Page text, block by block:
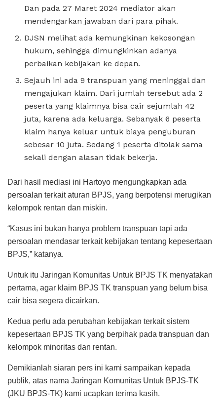
Dan pada 27 Maret 2024 mediator akan
mendengarkan jawaban dari para pihak.
DJSN melihat ada kemungkinan kekosongan
hukum, sehingga dimungkinkan adanya
perbaikan kebijakan ke depan.
Sejauh ini ada 9 transpuan yang meninggal dan
mengajukan klaim. Dari jumlah tersebut ada 2
peserta yang klaimnya bisa cair sejumlah 42
juta, karena ada keluarga. Sebanyak 6 peserta
klaim hanya keluar untuk biaya penguburan
sebesar 10 juta. Sedang 1 peserta ditolak sama
sekali dengan alasan tidak bekerja.
Dari hasil mediasi ini Hartoyo mengungkapkan ada
persoalan terkait aturan BPJS, yang berpotensi merugikan
kelompok rentan dan miskin.
“Kasus ini bukan hanya problem transpuan tapi ada
persoalan mendasar terkait kebijakan tentang kepesertaan
BPJS,” katanya.
Untuk itu Jaringan Komunitas Untuk BPJS TK menyatakan
pertama, agar klaim BPJS TK transpuan yang belum bisa
cair bisa segera dicairkan.
Kedua perlu ada perubahan kebijakan terkait sistem
kepesertaan BPJS TK yang berpihak pada transpuan dan
kelompok minoritas dan rentan.
Demikianlah siaran pers ini kami sampaikan kepada
publik, atas nama Jaringan Komunitas Untuk BPJS-TK
(JKU BPJS-TK) kami ucapkan terima kasih.